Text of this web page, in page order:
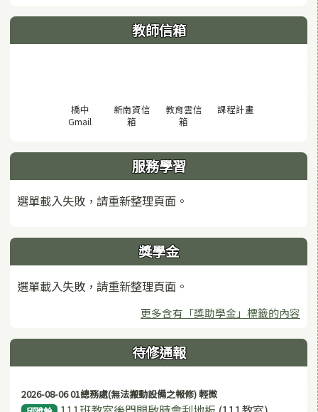
教師信箱
橋中
Gmail (另開視窗)
新南資信
箱
教育雲信
箱
課程計畫(另開視窗)
服務學習
選單載入失敗，請重新整理頁面。
獎學金
選單載入失敗，請重新整理頁面。
更多含有「獎助學金」標籤的內容
待修通報
2026-08-06 01總務處(無法搬動設備之報修) 輕微